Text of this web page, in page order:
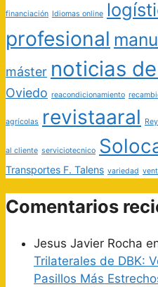
financiación Idiomas online
profesional
máster noticias
Oviedo reacondicionamiento
agrícolas revistaaral
al cliente serviciotecnico
Transportes F. Talens variedad
Comentarios
Jesus Javier Rocha
Trilaterales de DBK:
Pasillos Más